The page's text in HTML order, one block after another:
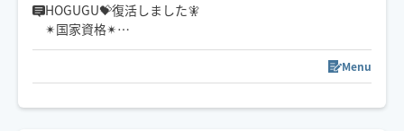
HOGUGU💝復活しました🧚
✴国家資格✴
あん摩マッサージ指圧師👍
💮皆様に極上のリラクゼーションタイムを
Menu